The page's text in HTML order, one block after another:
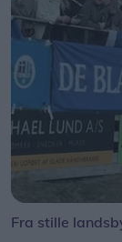
Fra stille